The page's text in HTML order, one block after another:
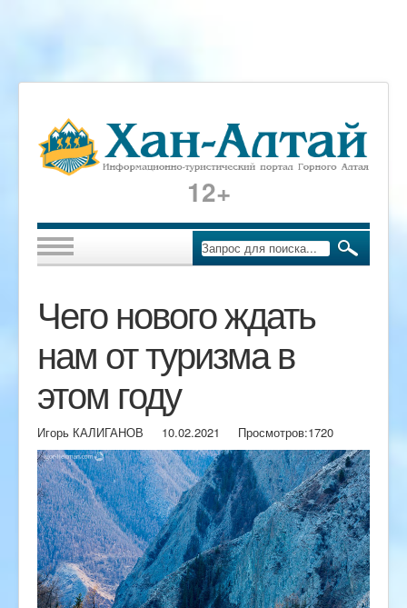
12+
Чего нового ждать
нам от туризма в
этом году
Игорь КАЛИГАНОВ 10.02.2021 Просмотров:1720